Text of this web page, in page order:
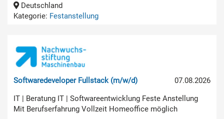
Deutschland
Kategorie: Festanstellung
07.08.2026
Softwaredeveloper Fullstack (m/w/d)
IT | Beratung IT | Softwareentwicklung Feste Anstellung
Mit Berufserfahrung Vollzeit Homeoffice möglich